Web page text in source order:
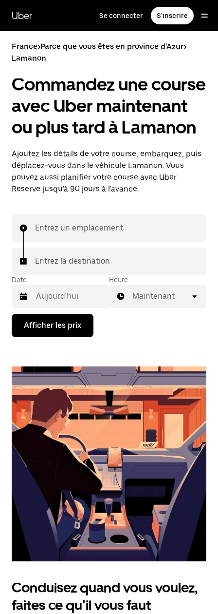
contenu
principal
Uber Se connecter S'inscrire
France>Parce que vous êtes en province d'Azur>
Lamanon
Commandez une course
avec Uber maintenant
ou plus tard à Lamanon
Ajoutez les détails de votre course, embarquez, puis
déplacez-vous dans le véhicule Lamanon. Vous
pouvez aussi planifier votre course avec Uber
Reserve jusqu'à 90 jours à l'avance.
Entrez un emplacement
Entrez la destination
Date
Appuyez
la
bas
interagir
avec
calendrier
et
sélectionner
une
date.
Appuyez
d'échappement
pour
fermer
calendrier.
Heure
Maintenant
Afficher les prix
Conduisez quand vous voulez,
faites ce qu'il vous faut